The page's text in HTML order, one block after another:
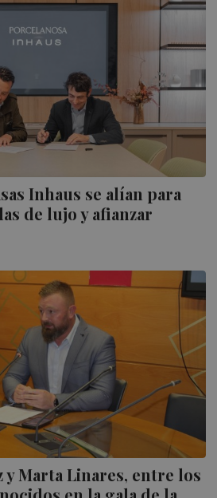
Inhaus se alían para
de lujo y afianzar
y Marta Linares, entre los